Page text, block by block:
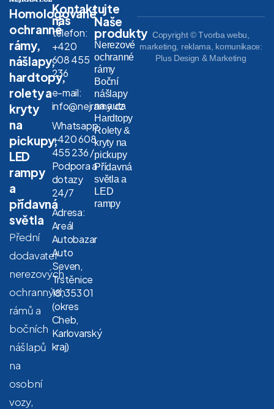
Homologované
ochranné
rámy,
nášlapy,
hardtopy,
rolety a
kryty
na
pickupy,
LED
rampy
a
přídavná
světla
Přední
dodavatel
nerezových
ochranných
rámů a
bočních
nášlapů
na
osobní
vozy,
Kontaktujte
nás
telefon:
+420
608 455
236
e-mail:
info@nejramy.cz
Whatsapp:
+420 608
455 236 /
Podpora a
dotazy
24/7
Adresa:
Areál
Autobazar
Auto
Seven,
Trstěnice
18, 353 01
(okres
Cheb,
Karlovarský
kraj)
Naše
produkty
Nerezové
ochranné
rámy
Boční
nášlapy
na auta
Hardtopy
Rolety &
kryty na
pickupy
Přídavná
světla a
LED
rampy
Copyright © Tvorba webu,
marketing, reklama, komunikace:
Plus Design & Marketing